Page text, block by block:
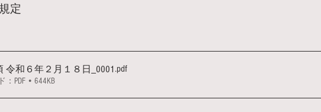
定
級審査要項 令和６年２月１８日_0001 .pdf
PDF • 644KB